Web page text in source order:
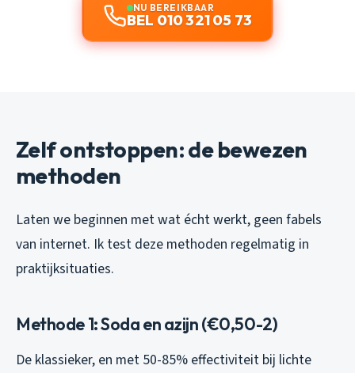
NU BEREIKBAAR
BEL 010 321 05 73
Zelf ontstoppen: de bewezen
methoden
Laten we beginnen met wat écht werkt, geen fabels
van internet. Ik test deze methoden regelmatig in
praktijksituaties.
Methode 1: Soda en azijn (€0,50-2)
De klassieker, en met 50-85% effectiviteit bij lichte